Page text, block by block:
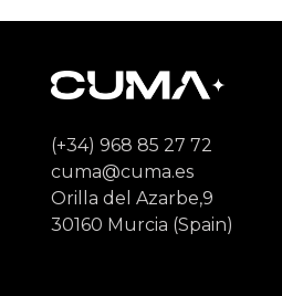
(+34) 968 85 27 72
cuma@cuma.es
Orilla del Azarbe,9
30160 Murcia (Spain)